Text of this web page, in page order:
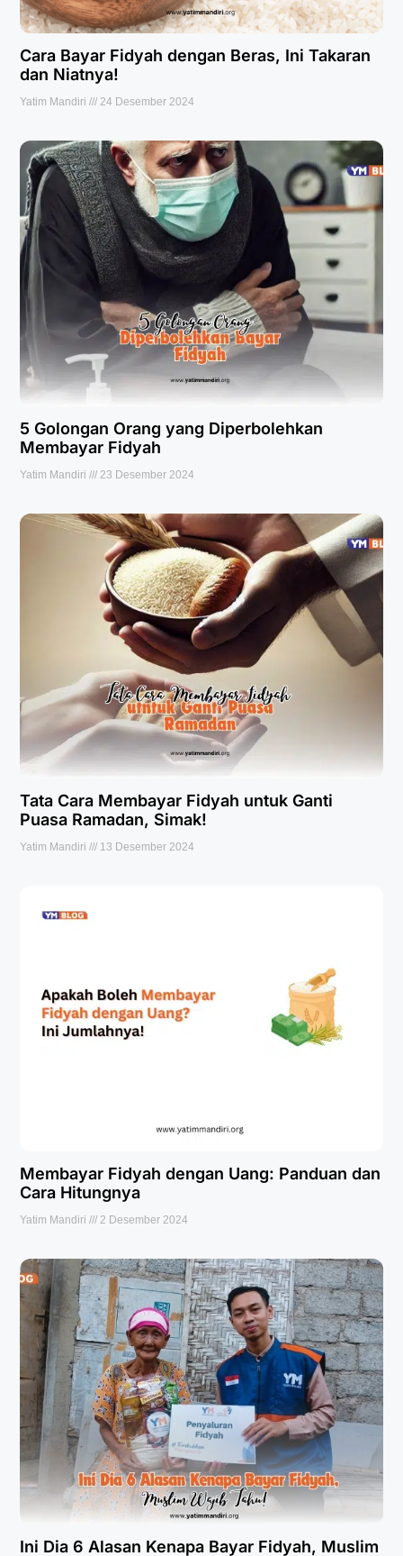
Cara Bayar Fidyah dengan Beras, Ini Takaran
dan Niatnya!
Yatim Mandiri 24 Desember 2024
5 Golongan Orang yang Diperbolehkan
Membayar Fidyah
Yatim Mandiri 23 Desember 2024
Tata Cara Membayar Fidyah untuk Ganti
Puasa Ramadan, Simak!
Yatim Mandiri 13 Desember 2024
Membayar Fidyah dengan Uang: Panduan dan
Cara Hitungnya
Yatim Mandiri 2 Desember 2024
Ini Dia 6 Alasan Kenapa Bayar Fidyah, Muslim